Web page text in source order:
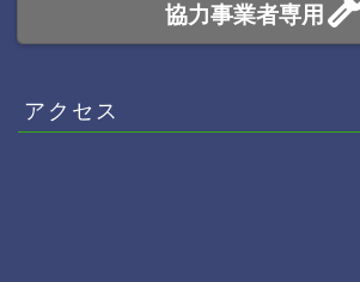
協力事業者専用
アクセス